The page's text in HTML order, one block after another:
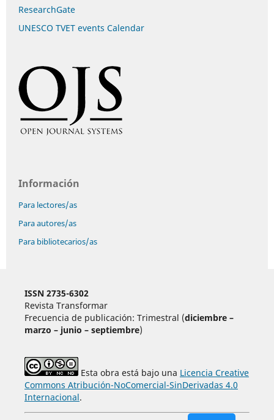
ResearchGate
UNESCO TVET events Calendar
Información
Para lectores/as
Para autores/as
Para bibliotecarios/as
ISSN 2735-6302
Revista Transformar
Frecuencia de publicación: Trimestral (diciembre –
marzo – junio – septiembre)
Esta obra está bajo una Licencia Creative
Commons Atribución-NoComercial-SinDerivadas 4.0
Internacional.